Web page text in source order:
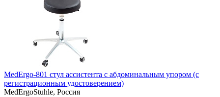
MedErgo-801 cтул аcсистента с абдоминальным упором (с
регистрационным удостоверением)
MedErgoStuhle, Россия